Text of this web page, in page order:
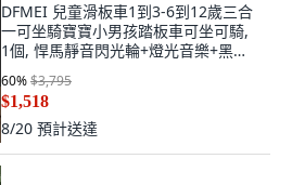
DFMEI 兒童滑板車1到3-6到12歲三合
一可坐騎寶寶小男孩踏板車可坐可騎,
1個, 悍馬靜音閃光輪+燈光音樂+黑武
士+座椅款
60%$3,795
$1,518
8/20 預計送達